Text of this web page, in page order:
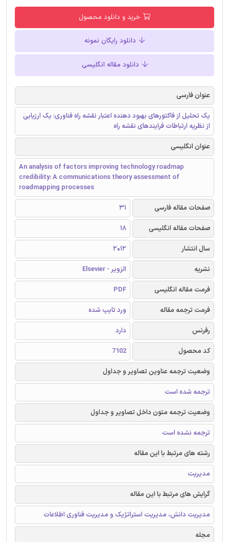
خرید و دانلود محصول
دانلود رایگان نمونه
دانلود مقاله انگلیسی
عنوان فارسی
یک تحلیل از فاکتورهای بهبود دهنده اعتبار نقشه راه فناوری: یک ارزیابی
از نظریه ارتباطات فرایندهای نقشه راه
عنوان انگلیسی
An analysis of factors improving technology roadmap
credibility: A communications theory assessment of
roadmapping processes
صفحات مقاله فارسی
31
صفحات مقاله انگلیسی
18
سال انتشار
2012
نشریه
الزویر - Elsevier
فرمت مقاله انگلیسی
PDF
فرمت ترجمه مقاله
ورد تایپ شده
رفرنس
دارد
کد محصول
7102
وضعیت ترجمه عناوین تصاویر و جداول
ترجمه شده است
وضعیت ترجمه متون داخل تصاویر و جداول
ترجمه نشده است
رشته های مرتبط با این مقاله
مدیریت
گرایش های مرتبط با این مقاله
مدیریت دانش، مدیریت استراتژیک و مدیریت فناوری اطلاعات
مجله